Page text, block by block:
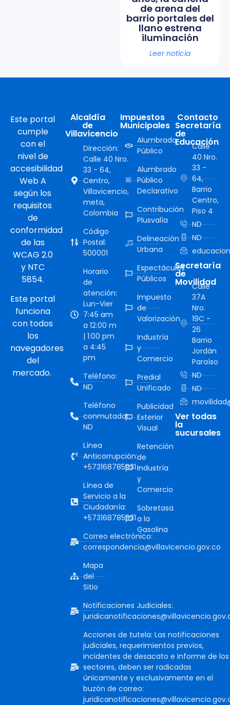
de arena del
barrio portales del
llano estrena
iluminación
Leer noticia
Este portal
cumple
con el
nivel de
accesibilidad
Web A
según los
requisitos
de
conformidad
de las
WCAG 2.0
y NTC
5854.
Este portal
funciona
con todos
los
navegadores
del
mercado.
Alcaldía
de
Villavicencio
Dirección:
Calle 40 Nro.
33 - 64,
Centro,
Villavicencio,
meta,
Colombia
Código
Postal:
500001
Horario
de
atención:
Lun-Vier
7:45 am
a 12:00 m
| 1:00 pm
a 4:45
pm
Teléfono:
ND
Teléfono
conmutador:
ND
Línea
Anticorrupción:
+573168785931
Línea de
Servicio a la
Ciudadanía:
+573168785931
Correo electrónico:
correspondencia@villavicencio.gov.co
Mapa
del
Sitio
Notificaciones Judiciales:
Acciones de tutela: Las notificaciones
judiciales, requerimientos previos,
incidentes de desacato e informe de los
sectores, deben ser radicadas
únicamente y exclusivamente en el
buzón de correo:
Impuestos
Municipales
Alumbrado
Público
Alumbrado
Público
Declarativo
Contribución
Plusvalía
Delineación
Urbana
Espectáculos
Públicos
Impuesto
de
Valorización
Industría
y
Comercio
Predial
Unificado
Publicidad
Exterior
Visual
Retención
de
Industría
y
Comercio
Sobretasa
a la
Gasolina
Contacto
Secretaría
de
Educación
Calle
40 Nro.
33 -
64,
Barrio
Centro,
Piso 4
ND
ND
Secretaría
de
Movilidad
Calle
37A
Nro.
19C -
26
Barrio
Jordán
Paraíso
ND
ND
Ver todas
la
sucursales